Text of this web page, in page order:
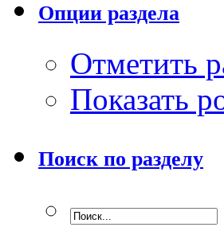
Опции раздела
Отметить
Показать
Поиск по разделу